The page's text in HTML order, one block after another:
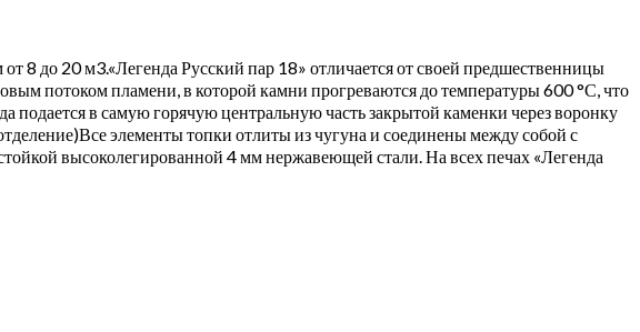
8 до 20 м3.«Легенда Русский пар 18» отличается от своей предшественницы
потоком пламени, в которой камни прогреваются до температуры 600 °С, что
подается в самую горячую центральную часть закрытой каменки через воронку
элементы топки отлиты из чугуна и соединены между собой с
высоколегированной 4 мм нержавеющей стали. На всех печах «Легенда